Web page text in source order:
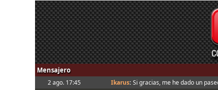
Mensajero
2 ago. 17:45 Ikarus: Si gracias, me he dado un